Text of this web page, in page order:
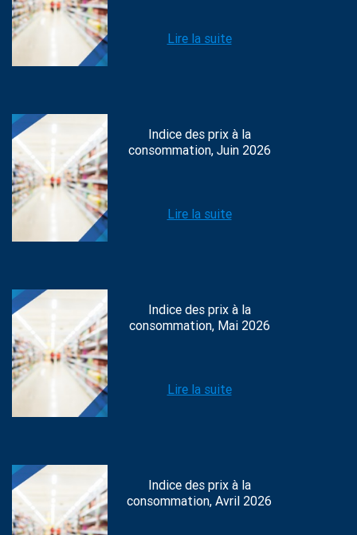
Lire la suite
Indice des prix à la
consommation, Juin 2026
Lire la suite
Indice des prix à la
consommation, Mai 2026
Lire la suite
Indice des prix à la
consommation, Avril 2026